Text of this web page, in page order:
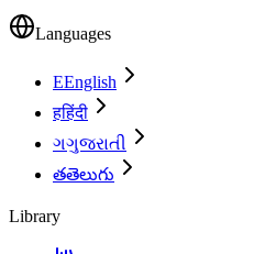
Languages
EEnglish
हहिंदी
ગગુજરાતી
తతెలుగు
Library